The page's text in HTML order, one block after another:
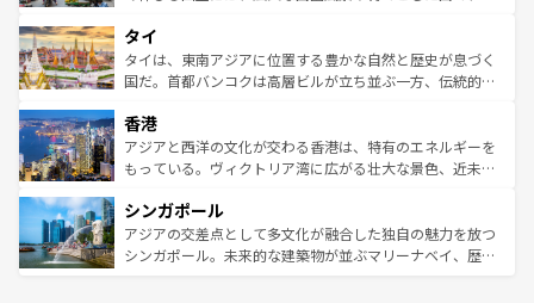
リティに包まれながら、韓国の多彩な魅力を心ゆくまで味
わってみてほしい。 なお、新着の韓国情報はコンテンツ一
覧を参照してほしい。
急速な発展と共に伝統が息づく。ハノイの古い町並みやホ
ーチミン市のフランス統治時代の建物も、独特の雰囲気を
醸し出している。また、バラエティの豊かさとおいしさで
とつ。フォーやバインミー、ベトナムコーヒーなどは、ぜ
ひ現地で味わいたい。どの地域を訪れてもあたたかい人々
が旅行者を迎えてくれるので、きっと忘れられない旅にな
参照してほしい。
タイ
タイは、東南アジアに位置する豊かな自然と歴史が息づく
国だ。首都バンコクは高層ビルが立ち並ぶ一方、伝統的な
の活気が交差している。北部ではチェンマイなどの山岳地
帯で自然と触れ合い、南部ではプーケットやクラビの美し
いビーチでリゾート気分を楽しむことができる。タイ料理
激する。気候は一年中温暖で、どの季節にも異なる楽しみ
が待っている。親しみやすいタイの人々、仏教を中心とし
た文化、そして多様な観光資源が、訪れる旅人を魅了し続
香港
アジアと西洋の文化が交わる香港は、特有のエネルギーを
もっている。ヴィクトリア湾に広がる壮大な景色、近未来
み、どこを訪れても感動するはず。観光スポットが密集し
ており、効率よく見どころを回れるのも魅力。息をのむよ
うな絶景から文化的な体験まで、香港を存分に楽しみ尽く
シンガポール
アジアの交差点として多文化が融合した独自の魅力を放つ
シンガポール。未来的な建築物が並ぶマリーナベイ、歴史